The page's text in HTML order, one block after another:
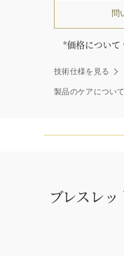
問
*価格について
ありません」創
ストンはそう語
ウィンストンに
の個性を有す
でお問合せ下
技術仕様を見る
製品のケアについて
ブレスレ